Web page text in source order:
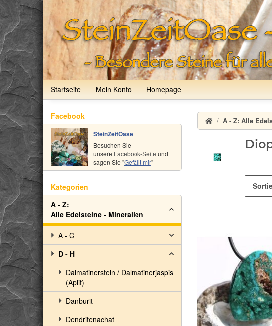
Startseite Mein Konto Homepage
A - Z: Alle
Facebook
SteinZeitOase
Besuchen Sie
unsere Facebook-Seite und
sagen Sie "Gefällt mir"
Kategorien
A - Z:
Alle Edelsteine - Mineralien
A - C
D - H
Dalmatinerstein / Dalmatinerjaspis
(Aplit)
Danburit
Dendritenachat